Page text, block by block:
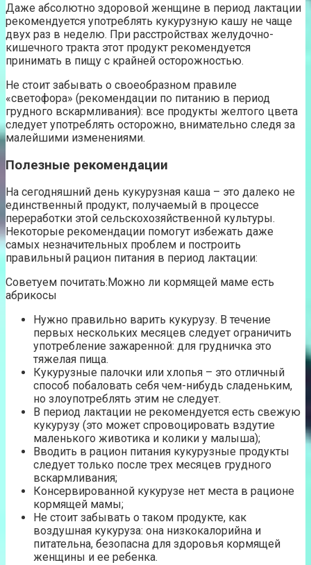
Даже абсолютно здоровой женщине в период лактации
рекомендуется употреблять кукурузную кашу не чаще
двух раз в неделю. При расстройствах желудочно-
кишечного тракта этот продукт рекомендуется
принимать в пищу с крайней осторожностью.
Не стоит забывать о своеобразном правиле
«светофора» (рекомендации по питанию в период
грудного вскармливания): все продукты желтого цвета
следует употреблять осторожно, внимательно следя за
малейшими изменениями.
Полезные рекомендации
На сегодняшний день кукурузная каша – это далеко не
единственный продукт, получаемый в процессе
переработки этой сельскохозяйственной культуры.
Некоторые рекомендации помогут избежать даже
самых незначительных проблем и построить
правильный рацион питания в период лактации:
Советуем почитать:Можно ли кормящей маме есть
абрикосы
Нужно правильно варить кукурузу. В течение
первых нескольких месяцев следует ограничить
употребление зажаренной: для грудничка это
тяжелая пища.
Кукурузные палочки или хлопья – это отличный
способ побаловать себя чем-нибудь сладеньким,
но злоупотреблять этим не следует.
В период лактации не рекомендуется есть свежую
кукурузу (это может спровоцировать вздутие
маленького животика и колики у малыша);
Вводить в рацион питания кукурузные продукты
следует только после трех месяцев грудного
вскармливания;
Консервированной кукурузе нет места в рационе
кормящей мамы;
Не стоит забывать о таком продукте, как
воздушная кукуруза: она низкокалорийна и
питательна, безопасна для здоровья кормящей
женщины и ее ребенка.